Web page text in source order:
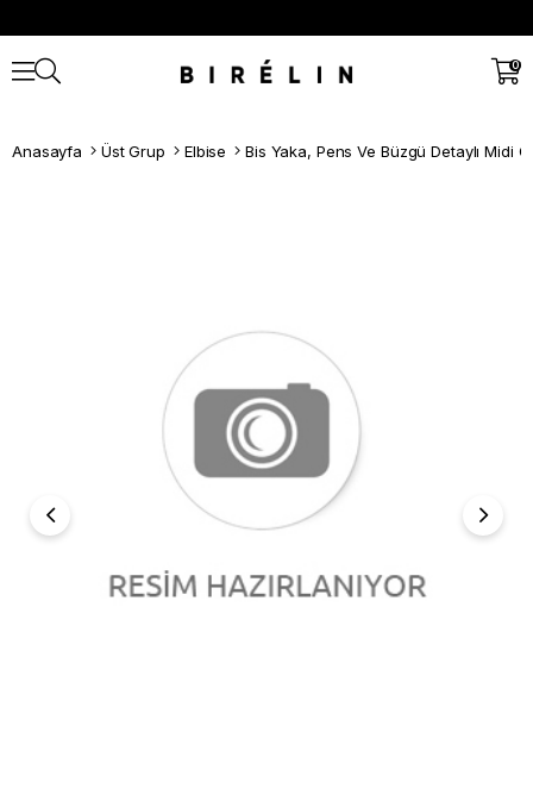
0
Anasayfa Üst Grup Elbise Bis Yaka, Pens Ve Büzgü Detaylı Midi